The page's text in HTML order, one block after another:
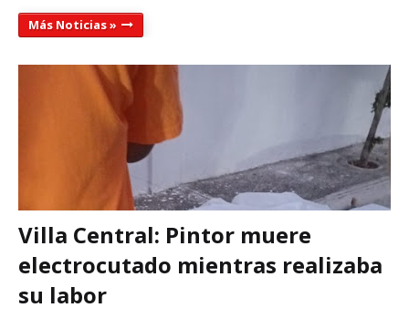
Más Noticias »
Villa Central: Pintor muere
electrocutado mientras realizaba
su labor